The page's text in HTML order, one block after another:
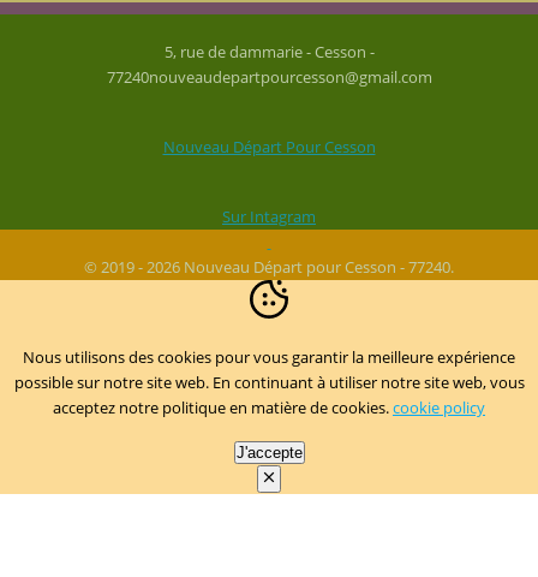
5, rue de dammarie - Cesson -
77240nouveaudepartpourcesson@gmail.com
Nouveau Départ Pour Cesson
Sur Intagram
© 2019 - 2026 Nouveau Départ pour Cesson - 77240.
Nous utilisons des cookies pour vous garantir la meilleure expérience
possible sur notre site web. En continuant à utiliser notre site web, vous
acceptez notre politique en matière de cookies.cookie policy
J'accepte